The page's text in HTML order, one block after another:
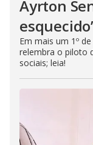
Ayrton
esquecido’
Em mais um 1º
relembra o piloto
sociais; leia!